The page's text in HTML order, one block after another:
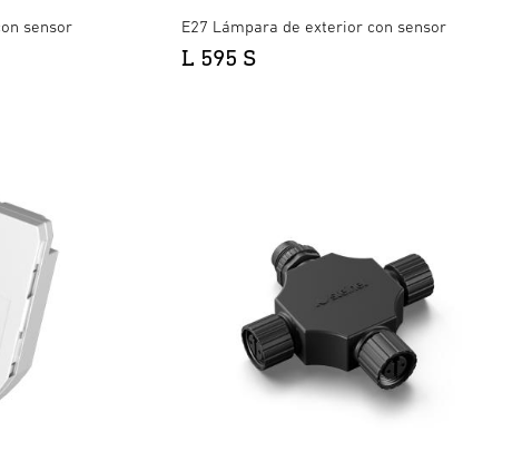
sensor E27 Lámpara de exterior con sensor
L 595 S